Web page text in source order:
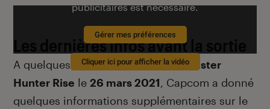
publicitaires est nécessaire.
Gérer mes préférences
Cliquer ici pour afficher la vidéo
Les dernières infos avant la sortie
A quelques jours de la sortie deMonster
Hunter Rise le 26 mars 2021, Capcom a donné
quelques informations supplémentaires sur le